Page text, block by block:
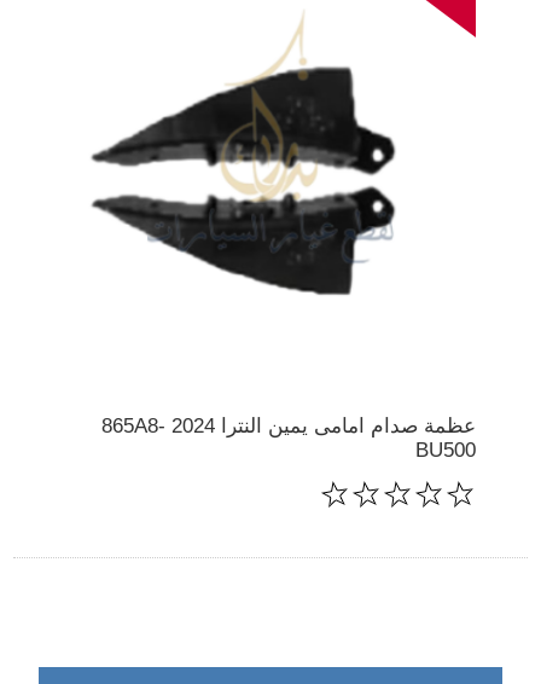
عظمة صدام امامى يمين النترا 2024 865A8-
BU500